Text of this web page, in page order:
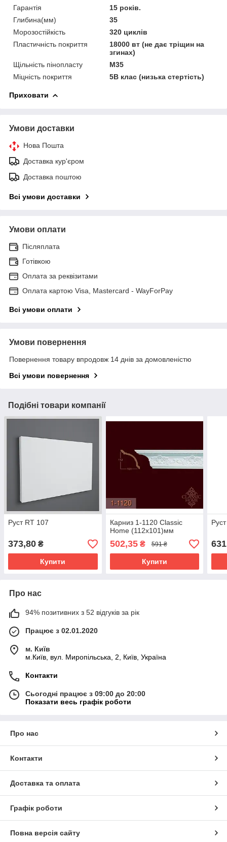
Гарантія
15 років.
Глибина(мм)
35
Морозостійкість
320 циклів
Пластичність покриття
18000 вт (не дає тріщин на
згинах)
Щільність пінопласту
M35
Міцність покриття
5В клас (низька стертість)
Приховати
Умови доставки
Нова Пошта
Доставка кур'єром
Доставка поштою
Всі умови доставки
Умови оплати
Післяплата
Готівкою
Оплата за реквізитами
Оплата картою Visa, Mastercard - WayForPay
Всі умови оплати
Умови повернення
Повернення товару впродовж 14 днів за домовленістю
Всі умови повернення
Подібні товари компанії
Руст RT 107
373,80 ₴
Купити
Карниз 1-1120 Classic
Home (112x101)мм
502,35₴ 591 ₴
Купити
Про нас
94% позитивних з 52 відгуків за рік
Працює з 02.01.2020
м. Київ
м.Київ, вул. Миропільська, 2, Київ, Україна
Контакти
Сьогодні працює з 09:00 до 20:00
Показати весь графік роботи
Про нас
Контакти
Доставка та оплата
Графік роботи
Повна версія сайту